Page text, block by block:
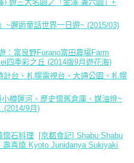
) 遊三大名園之「金澤 兼六園」+
~邂逅童話世界一日遊~ (2015/03)
：富良野Furano富田農場Farm
四季彩之丘 (2014版9月遊花海)
台、札幌電視台、大通公園、札幌
樽運河、歷史懷舊倉庫、媒油燈~
9月)
懷石料理
[京都食記] Shabu Shabu
喜燒 Kyoto Junidanya Sukiyaki